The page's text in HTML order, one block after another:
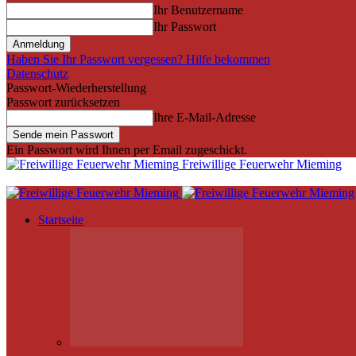
Ihr Benutzername
Ihr Passwort
Haben Sie Ihr Passwort vergessen? Hilfe bekommen
Datenschutz
Passwort-Wiederherstellung
Passwort zurücksetzen
Ihre E-Mail-Adresse
Ein Passwort wird Ihnen per Email zugeschickt.
Freiwillige Feuerwehr Mieming
Startseite